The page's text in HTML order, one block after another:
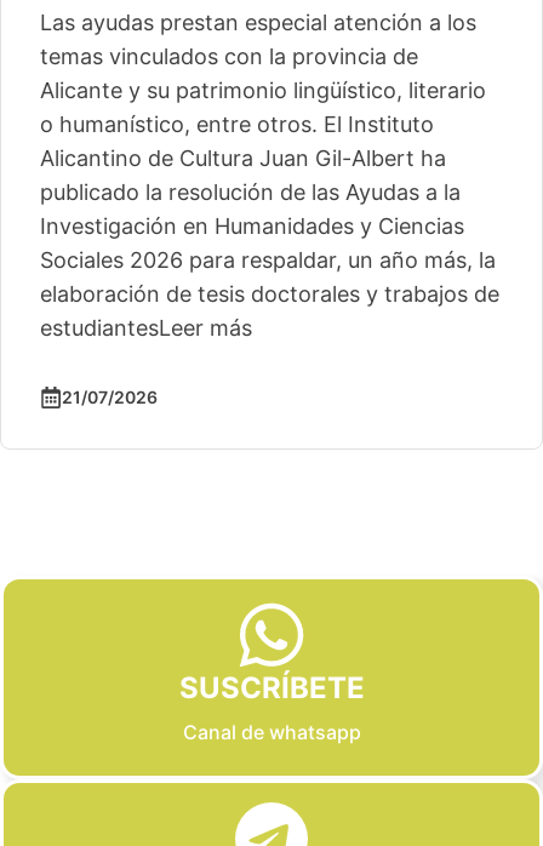
Las ayudas prestan especial atención a los
temas vinculados con la provincia de
Alicante y su patrimonio lingüístico, literario
o humanístico, entre otros. El Instituto
Alicantino de Cultura Juan Gil-Albert ha
publicado la resolución de las Ayudas a la
Investigación en Humanidades y Ciencias
Sociales 2026 para respaldar, un año más, la
elaboración de tesis doctorales y trabajos de
estudiantesLeer más
21/07/2026
SUSCRÍBETE
Canal de whatsapp